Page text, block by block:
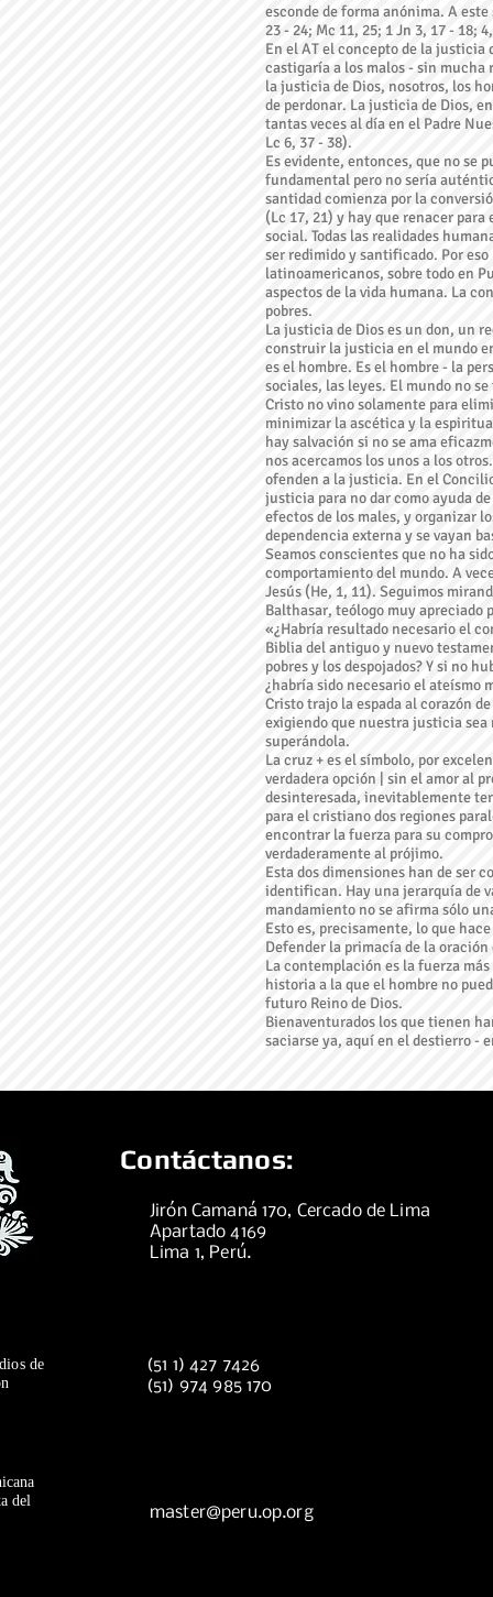
esconde de forma anónima. A
23 - 24; Mc 11, 25; 1 Jn 3, 17 - 18;
En el AT el concepto de la justicia
castigaría a los malos - sin mucha
la justicia de Dios, nosotros, los
de perdonar. La justicia de Dios,
tantas veces al día en el Padre
Lc 6, 37 - 38).
Es evidente, entonces, que no se
fundamental pero no sería
santidad comienza por la
(Lc 17, 21) y hay que renacer
social. Todas las realidades
ser redimido y santificado. Por
latinoamericanos, sobre todo en
aspectos de la vida humana. La
pobres.
La justicia de Dios es un don, un
construir la justicia en el mundo
es el hombre. Es el hombre - la
sociales, las leyes. El mundo no
Cristo no vino solamente para
minimizar la ascética y la
hay salvación si no se ama
nos acercamos los unos a los
ofenden a la justicia. En el
justicia para no dar como ayuda
efectos de los males, y organizar
dependencia externa y se vayan
Seamos conscientes que no ha
comportamiento del mundo. A
Jesús (He, 1, 11). Seguimos
Balthasar, teólogo muy apreciado
«¿Habría resultado necesario el
Biblia del antiguo y nuevo
pobres y los despojados? Y si no
¿habría sido necesario el ateísmo
Cristo trajo la espada al corazón
exigiendo que nuestra justicia
superándola.
La cruz + es el símbolo, por
verdadera opción | sin el amor al
desinteresada, inevitablemente
para el cristiano dos regiones
encontrar la fuerza para su
verdaderamente al prójimo.
Esta dos dimensiones han de ser
identifican. Hay una jerarquía de
mandamiento no se afirma sólo
Esto es, precisamente, lo que
Defender la primacía de la oración
La contemplación es la fuerza
historia a la que el hombre no
futuro Reino de Dios.
Bienaventurados los que tienen
saciarse ya, aquí en el destierro -
Contáctanos:
Jirón Camaná 170, Cercado de Lima
Apartado 4169
Lima 1, Perú.
de
(51 1) 427 7426
(51) 974 985 170
del
master@peru.op.org